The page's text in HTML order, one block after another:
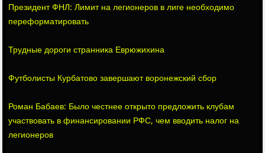
Президент ФНЛ: Лимит на легионеров в лиге необходимо
переформатировать
Трудные дороги странника Еврюжихина
Футболисты Курбатово завершают воронежский сбор
Роман Бабаев: Было честнее открыто предложить клубам
участвовать в финансировании РФС, чем вводить налог на
легионеров